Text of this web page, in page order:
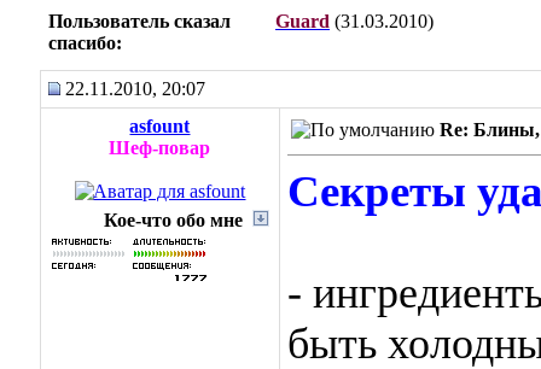
Пользователь сказал
cпасибо:
Guard (31.03.2010)
22.11.2010, 20:07
asfount
Шеф-повар
Кое-что обо мне
Re:
Секреты
-
быть